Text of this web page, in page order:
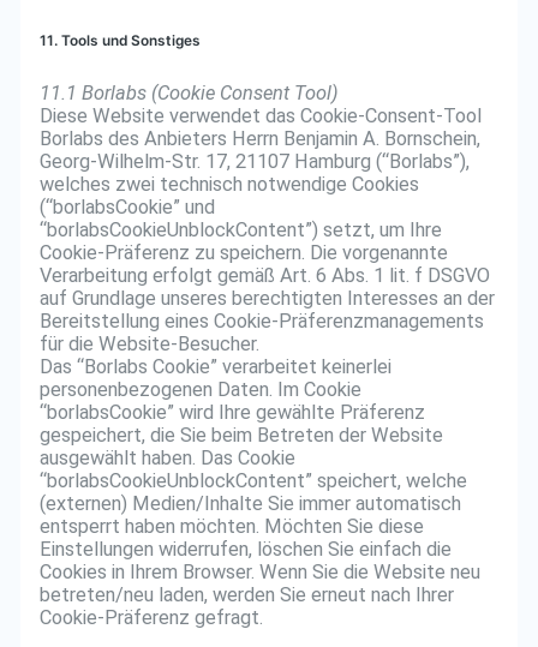
11. Tools und Sonstiges
11.1 Borlabs (Cookie Consent Tool)
Diese Website verwendet das Cookie-Consent-Tool
Borlabs des Anbieters Herrn Benjamin A. Bornschein,
Georg-Wilhelm-Str. 17, 21107 Hamburg (“Borlabs”),
welches zwei technisch notwendige Cookies
(“borlabsCookie” und
“borlabsCookieUnblockContent”) setzt, um Ihre
Cookie-Präferenz zu speichern. Die vorgenannte
Verarbeitung erfolgt gemäß Art. 6 Abs. 1 lit. f DSGVO
auf Grundlage unseres berechtigten Interesses an der
Bereitstellung eines Cookie-Präferenzmanagements
für die Website-Besucher.
Das “Borlabs Cookie” verarbeitet keinerlei
personenbezogenen Daten. Im Cookie
“borlabsCookie” wird Ihre gewählte Präferenz
gespeichert, die Sie beim Betreten der Website
ausgewählt haben. Das Cookie
“borlabsCookieUnblockContent” speichert, welche
(externen) Medien/Inhalte Sie immer automatisch
entsperrt haben möchten. Möchten Sie diese
Einstellungen widerrufen, löschen Sie einfach die
Cookies in Ihrem Browser. Wenn Sie die Website neu
betreten/neu laden, werden Sie erneut nach Ihrer
Cookie-Präferenz gefragt.